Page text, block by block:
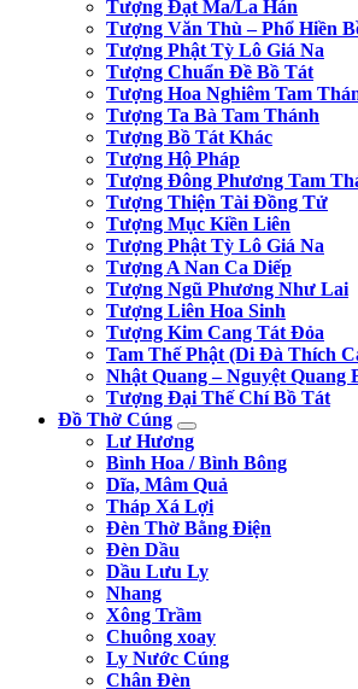
Tượng Đạt Ma/La Hán
Tượng Văn Thù – Phổ Hiền
Tượng Phật Tỳ Lô Giá Na
Tượng Chuẩn Đề Bồ Tát
Tượng Hoa Nghiêm Tam
Tượng Ta Bà Tam Thánh
Tượng Bồ Tát Khác
Tượng Hộ Pháp
Tượng Đông Phương Tam
Tượng Thiện Tài Đồng Tử
Tượng Mục Kiền Liên
Tượng Phật Tỳ Lô Giá Na
Tượng A Nan Ca Diếp
Tượng Ngũ Phương Như Lai
Tượng Liên Hoa Sinh
Tượng Kim Cang Tát Đỏa
Tam Thế Phật (Di Đà Thích
Nhật Quang – Nguyệt Quang
Tượng Đại Thế Chí Bồ Tát
Đồ Thờ Cúng
Lư Hương
Bình Hoa / Bình Bông
Dĩa, Mâm Quả
Tháp Xá Lợi
Đèn Thờ Bằng Điện
Đèn Dầu
Dầu Lưu Ly
Nhang
Xông Trầm
Chuông xoay
Ly Nước Cúng
Chân Đèn